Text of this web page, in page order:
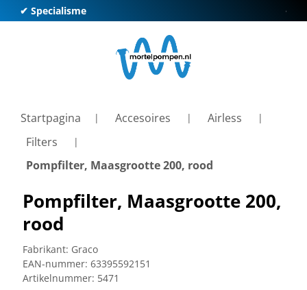
✔ Specialisme ✔
Startpagina Accesoires
Airless
Filters
Pompfilter, Maasgrootte 200, rood
Pompfilter, Maasgrootte 200,
rood
Fabrikant: Graco
EAN-nummer: 63395592151
Artikelnummer: 5471